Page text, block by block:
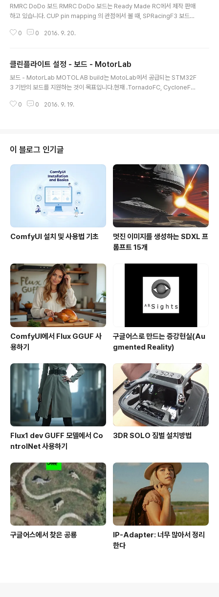
RMRC DoDo 보드 RMRC DoDo 보드는 Ready Made RC에서 제작 판매
하고 있습니다. CUP pin mapping 의 관점에서 볼 때, SPRacingF3 보드의
간씩 다른 세가지 버전 (Rev. 1, 2, 3)가 존재합니다.Revision 3 보드는 메모
모든 DODO 보드에서 사용할 수 있습니다. 하드웨어 특징(Hardware Featu
res) 128kB 또는 256kB 플래시 메모리(Rev 3만 256kB)를 장착한 STM3
2 F3 ARM..
0 0 2016. 9. 20.
클린플라이트 설정 - 보드 - MotorLab
보드 - MotorLab MOTOLAB build는 MotoLab에서 공급되는 STM32F
3 기반의 보드를 지원하는 것이 목표입니다.현재 .TornadoFC, CycloneFC,
을 확인하세요. http://www.rcgroups.com/forums/showpost.php?p=
래시 메모리 256kB부동 소숫점 연산 코프로세서하드웨어 시리얼포트 UAR
0 0 2016. 9. 19.
이 블로그 인기글
ComfyUI 설치 및 사용법 기초
멋진 이미지를 생성하는 SDXL 프
롬프트 15개
ComfyUI에서 Flux GGUF 사
용하기
구글어스로 만드는 증강현실(Au
gmented Reality)
Flux1 dev GUFF 모델에서 Co
ntrolNet 사용하기
3DR SOLO 짐벌 설치방법
구글어스에서 찾은 공룡
IP-Adapter: 너무 많아서 정리
한다